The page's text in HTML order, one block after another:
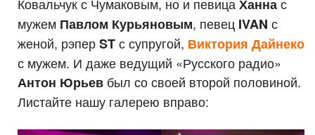
Ханна
мужем Павлом Курьяновым, певец IVAN с
женой, рэперSTс супругой, Виктория Дайнеко
с мужем. И даже ведущий «Русского радио»
Антон Юрьев был со своей второй половиной.
Листайте нашу галерею вправо: